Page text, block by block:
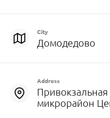
City
Домодедово
Address
микрорайон